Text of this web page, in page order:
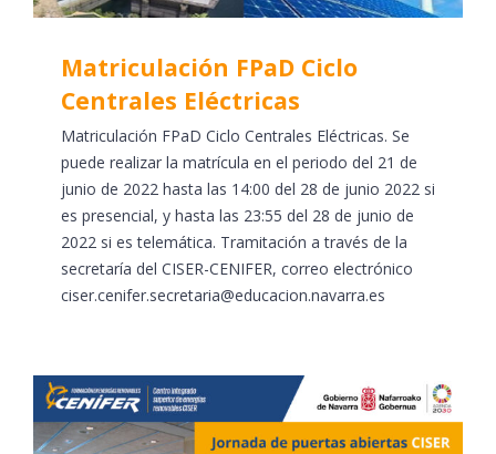
Matriculación FPaD Ciclo
Centrales Eléctricas
Matriculación FPaD Ciclo Centrales Eléctricas. Se
puede realizar la matrícula en el periodo del 21 de
junio de 2022 hasta las 14:00 del 28 de junio 2022 si
es presencial, y hasta las 23:55 del 28 de junio de
2022 si es telemática. Tramitación a través de la
secretaría del CISER-CENIFER, correo electrónico
ciser.cenifer.secretaria@educacion.navarra.es